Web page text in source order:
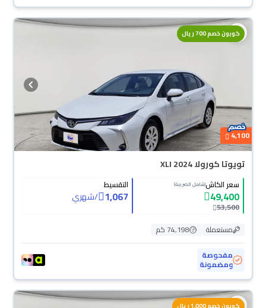
كوبون خصم 700 ريال
4,100
تويوتا كورولا XLI 2024
سعر الكاش(شامل الضريبة)
49,400
53,500
التقسيط
1,067
/شهري
مستعملة
74,198 كم
مفحوصة
ومضمونة